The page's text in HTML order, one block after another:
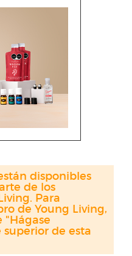
disponibles
de los
Para
de Young Living,
"Hágase
de esta